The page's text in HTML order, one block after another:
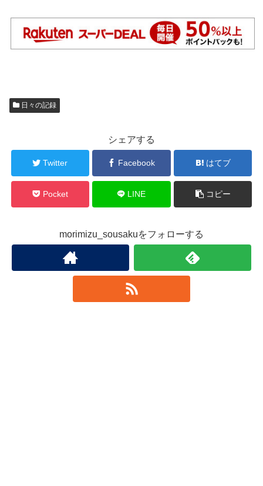
日々の記録
シェアする
Twitter Facebook はてブ
Pocket LINE コピー
morimizu_sousakuをフォローする